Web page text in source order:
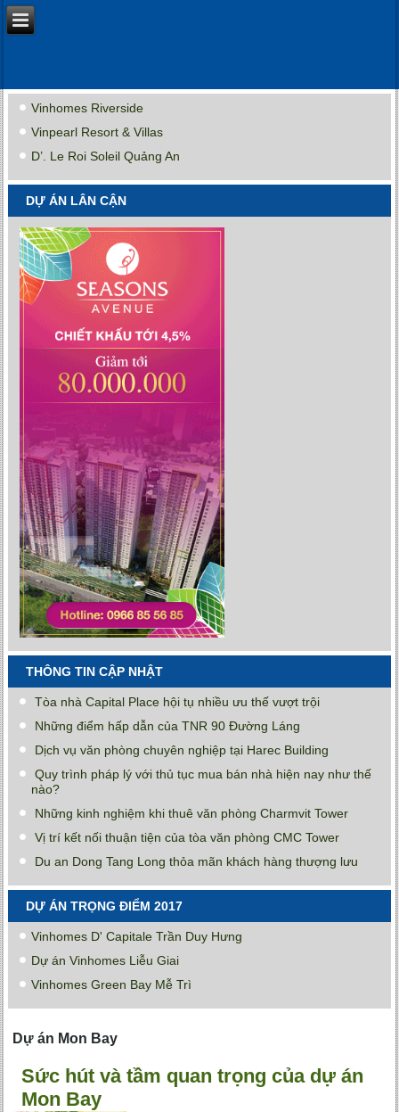
Vinhomes Riverside
Vinpearl Resort & Villas
D’. Le Roi Soleil Quảng An
DỰ ÁN LÂN CẬN
THÔNG TIN CẬP NHẬT
Tòa nhà Capital Place hội tụ nhiều ưu thế vượt trội
Những điểm hấp dẫn của TNR 90 Đường Láng
Dịch vụ văn phòng chuyên nghiệp tại Harec Building
Quy trình pháp lý với thủ tục mua bán nhà hiện nay như thế
nào?
Những kinh nghiệm khi thuê văn phòng Charmvit Tower
Vị trí kết nối thuận tiện của tòa văn phòng CMC Tower
Du an Dong Tang Long thỏa mãn khách hàng thượng lưu
DỰ ÁN TRỌNG ĐIỂM 2017
Vinhomes D' Capitale Trần Duy Hưng
Dự án Vinhomes Liễu Giai
Vinhomes Green Bay Mễ Trì
Dự án Mon Bay
Sức hút và tầm quan trọng của dự án
Mon Bay